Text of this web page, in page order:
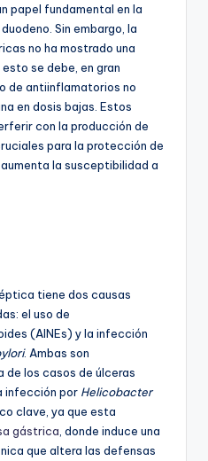
papel fundamental en la
Sin embargo, la
no ha mostrado una
se debe, en gran
de antiinflamatorios no
en dosis bajas. Estos
con la producción de
para la protección de
aumenta la susceptibilidad a
tiene dos causas
el uso de
(AINEs) y la infección
. Ambas son
de los casos de úlceras
infección por Helicobacter
clave, ya que esta
gástrica , donde induce una
que altera las defensas